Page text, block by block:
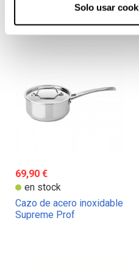
Solo usar
Cazo de hierro para
adobar y marinar Lodge
69,90 €
en stock
Cazo de acero inoxidable
Supreme Prof